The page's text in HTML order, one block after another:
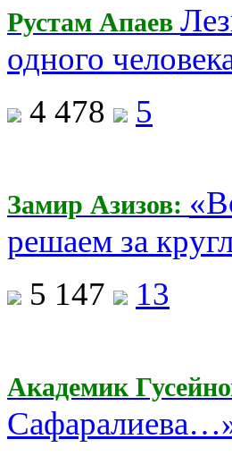
Рустам Апаев
одного
4 478
5
Замир Азизов:
решаем за
5 147
13
Академик